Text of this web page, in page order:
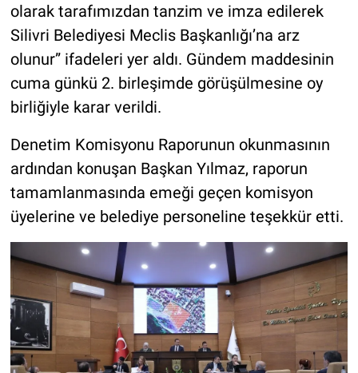
olarak tarafımızdan tanzim ve imza edilerek
Silivri Belediyesi Meclis Başkanlığı’na arz
olunur” ifadeleri yer aldı. Gündem maddesinin
cuma günkü 2. birleşimde görüşülmesine oy
birliğiyle karar verildi.
Denetim Komisyonu Raporunun okunmasının
ardından konuşan Başkan Yılmaz, raporun
tamamlanmasında emeği geçen komisyon
üyelerine ve belediye personeline teşekkür etti.